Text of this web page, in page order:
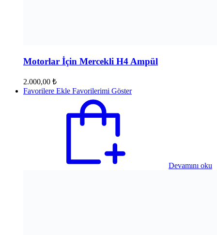
Motorlar İçin Mercekli H4 Ampül
2.000,00 ₺
Favorilere Ekle Favorilerimi Göster
Devamını oku